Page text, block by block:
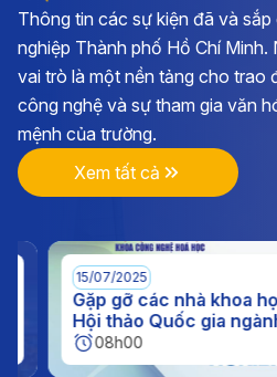
28/04/2026 Thông báo
Kế hoạch triển khai cuộc thi
nền tảng tư tưởng của
tại Đảng bộ Trường ĐH
17/04/2026 Thông báo
Thông báo v/v vận động
liệu và hiện vật hướng tới kỷ
(11/11/1956 - 11/11/2026)
17/04/2026 Thông báo
Thông báo kế hoạch nghỉ
2026
Thông tin các sự kiện đã và
nghiệp Thành phố Hồ Chí
vai trò là một nền tảng cho trao
công nghệ và sự tham gia văn
mệnh của trường.
Xem tất cả
15/07/2025
Gặp gỡ các nhà khoa
Hội thảo Quốc gia
tại IUH
08h00